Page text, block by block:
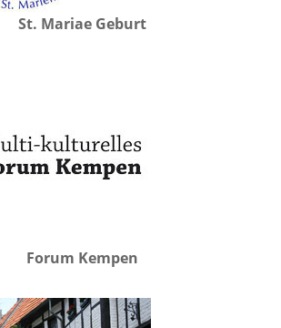
St. Mariae Geburt
Forum Kempen